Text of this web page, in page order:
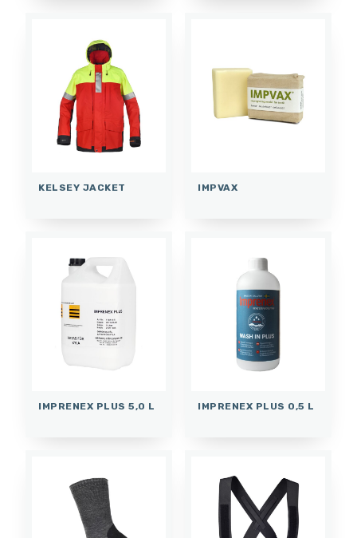
KELSEY JACKET IMPVAX
IMPRENEX PLUS 5,0 L IMPRENEX PLUS 0,5 L